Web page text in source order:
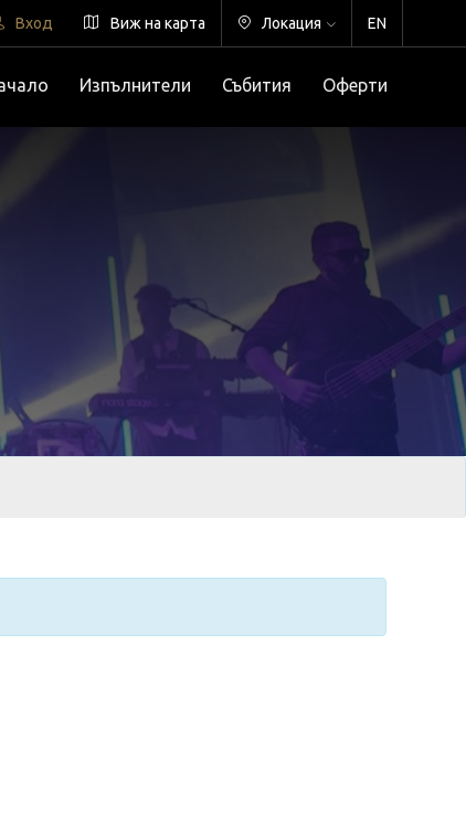
Вход Виж на карта Локация EN
Изпълнители Събития Оферти